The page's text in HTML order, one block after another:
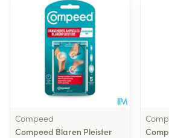
Compeed
Compeed Blaren Pleister